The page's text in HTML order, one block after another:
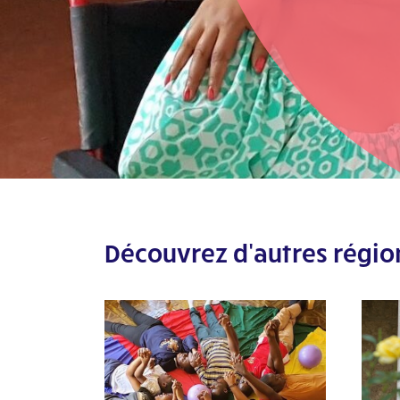
El Arca de República Dominicana
Voir les détails
El Arca Argentina
Visitez le site Web
Arca do Brasil
Visitez le site Web
L’Arche Arnprior
Visitez le site Web
L’Arche Calgary
Découvrez d'autres